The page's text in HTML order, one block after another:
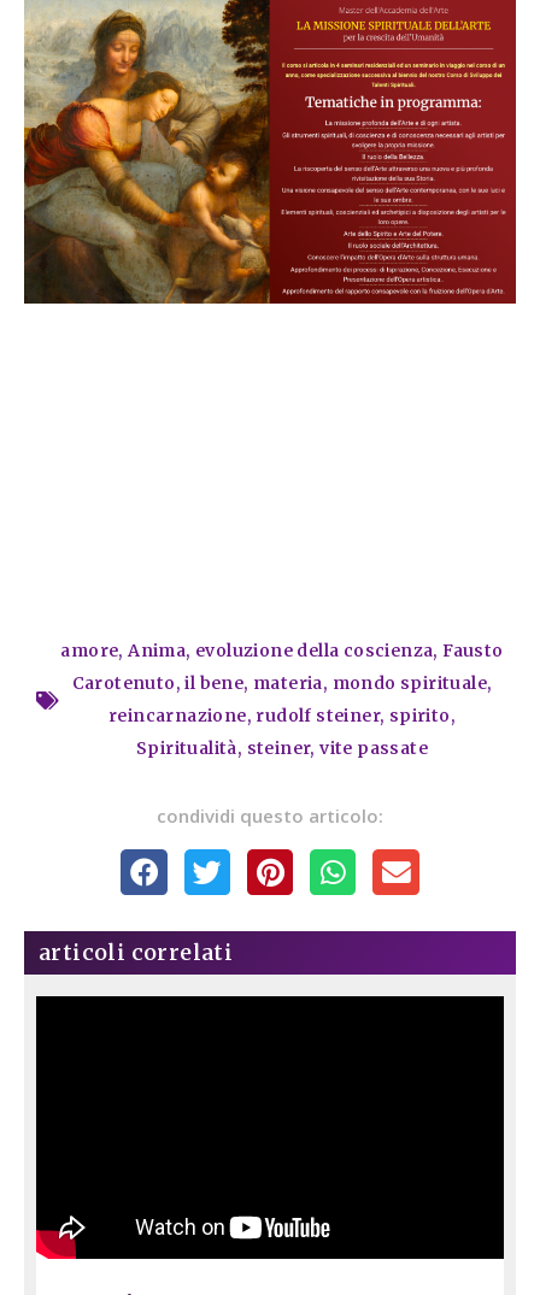
amore,Anima, evoluzione della coscienza,Fausto
Carotenuto,il bene, materia, mondo spirituale,
reincarnazione, rudolf steiner, spirito,
Spiritualità, steiner,vite passate
condividi questo articolo:
articoli correlati